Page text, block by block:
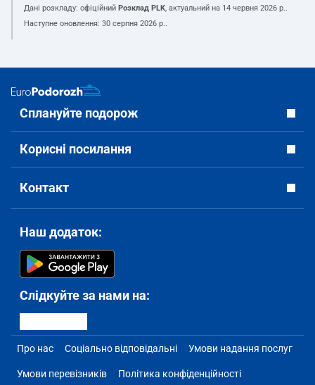
Дані розкладу: офіційний Розклад PLK, актуальний на 14 червня 2026 р..
Наступне оновлення: 30 серпня 2026 р..
Сплануйте подорож
Корисні посилання
Контакт
Наш додаток:
Слідкуйте за нами на:
Про нас Соціально відповідальні Умови надання послуг
Умови перевізників Політика конфіденційності